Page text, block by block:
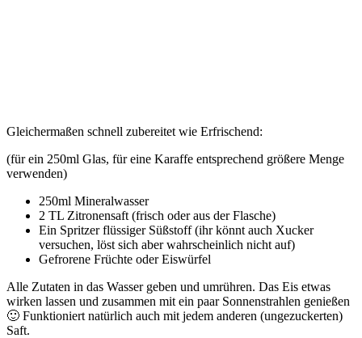
Gleichermaßen schnell zubereitet wie Erfrischend:
(für ein 250ml Glas, für eine Karaffe entsprechend größere Menge
verwenden)
250ml Mineralwasser
2 TL Zitronensaft (frisch oder aus der Flasche)
Ein Spritzer flüssiger Süßstoff (ihr könnt auch Xucker
versuchen, löst sich aber wahrscheinlich nicht auf)
Gefrorene Früchte oder Eiswürfel
Alle Zutaten in das Wasser geben und umrühren. Das Eis etwas
wirken lassen und zusammen mit ein paar Sonnenstrahlen genießen
🙂 Funktioniert natürlich auch mit jedem anderen (ungezuckerten)
Saft.